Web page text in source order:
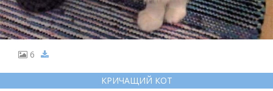
6
КРИЧАЩИЙ КОТ